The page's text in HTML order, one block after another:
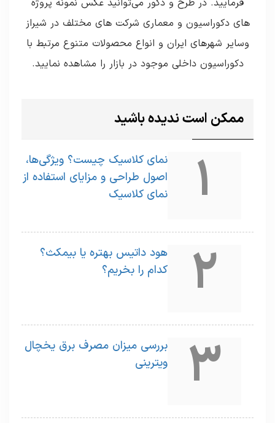
های دکوراسیون و معماری شرکت های مختلف در شیراز
وسایر شهرهای ایران و انواع محصولات متنوع مرتبط با
دکوراسیون داخلی موجود در بازار را مشاهده نمایید.
ممکن است ندیده باشید
1
نمای کلاسیک چیست؟ ویژگی‌ها،
اصول طراحی و مزایای استفاده از
نمای کلاسیک
2
هود داتیس بهتره یا بیمکث؟
کدام را بخریم؟
3
بررسی میزان مصرف برق یخچال
ویترینی